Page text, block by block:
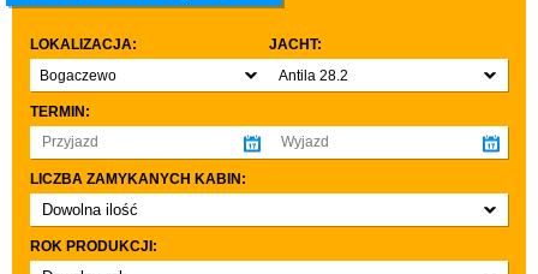
LOKALIZACJA:
Bogaczewo
JACHT:
Antila 28.2
TERMIN:
LICZBA ZAMYKANYCH KABIN:
Dowolna ilość
co najmniej 1
co najmniej 2
ROK PRODUKCJI: